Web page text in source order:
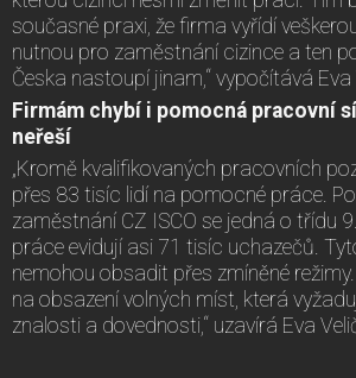
současné praxi, že firma vyřídí
nutnou pro zaměstnání cizince a ten
Česka nastoupí jinam,“ vypočítává Eva
Firmám chybí i pomocná pracovní
neřeší
„Kromě kvalifikovaných pracovních
přes 83 tisíc lidí na pomocné práce.
zaměstnání CZ ISCO se jedná o třídu
práce evidují asi 71 tisíc uchazečů.
nemohou obsadit přes zmíněné
na obsazení volných míst, která
znalosti a dovednosti,“ uzavírá Eva